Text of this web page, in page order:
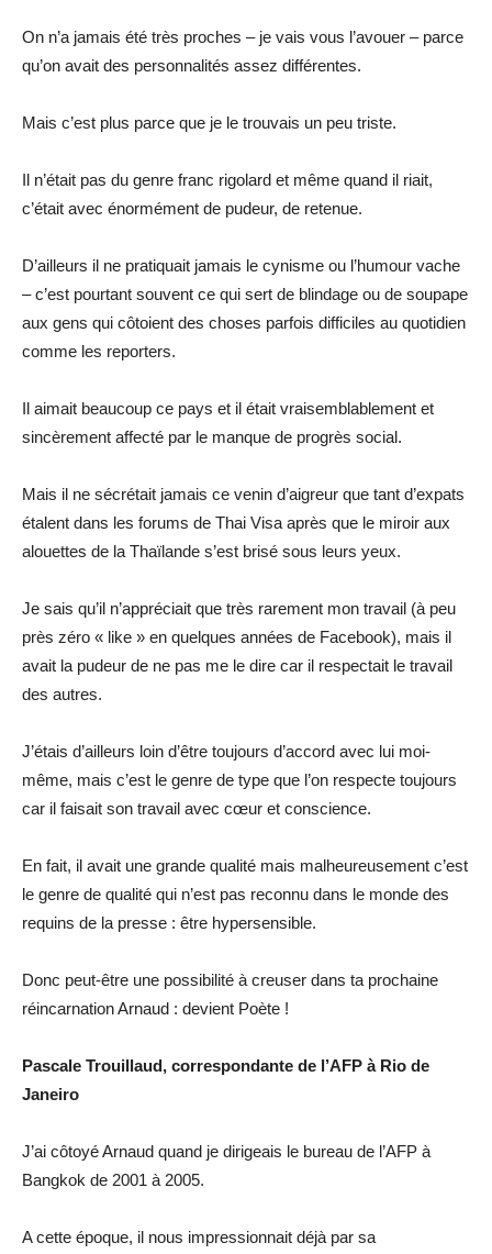
On n’a jamais été très proches – je vais vous l’avouer – parce
qu’on avait des personnalités assez différentes.
Mais c’est plus parce que je le trouvais un peu triste.
Il n’était pas du genre franc rigolard et même quand il riait,
c’était avec énormément de pudeur, de retenue.
D’ailleurs il ne pratiquait jamais le cynisme ou l’humour vache
– c’est pourtant souvent ce qui sert de blindage ou de soupape
aux gens qui côtoient des choses parfois difficiles au quotidien
comme les reporters.
Il aimait beaucoup ce pays et il était vraisemblablement et
sincèrement affecté par le manque de progrès social.
Mais il ne sécrétait jamais ce venin d’aigreur que tant d’expats
étalent dans les forums de Thai Visa après que le miroir aux
alouettes de la Thaïlande s’est brisé sous leurs yeux.
Je sais qu’il n’appréciait que très rarement mon travail (à peu
près zéro « like » en quelques années de Facebook), mais il
avait la pudeur de ne pas me le dire car il respectait le travail
des autres.
J’étais d’ailleurs loin d’être toujours d’accord avec lui moi-
même, mais c’est le genre de type que l’on respecte toujours
car il faisait son travail avec cœur et conscience.
En fait, il avait une grande qualité mais malheureusement c’est
le genre de qualité qui n’est pas reconnu dans le monde des
requins de la presse : être hypersensible.
Donc peut-être une possibilité à creuser dans ta prochaine
réincarnation Arnaud : devient Poète !
Pascale Trouillaud, correspondante de l’AFP à Rio de
Janeiro
J’ai côtoyé Arnaud quand je dirigeais le bureau de l’AFP à
Bangkok de 2001 à 2005.
A cette époque, il nous impressionnait déjà par sa